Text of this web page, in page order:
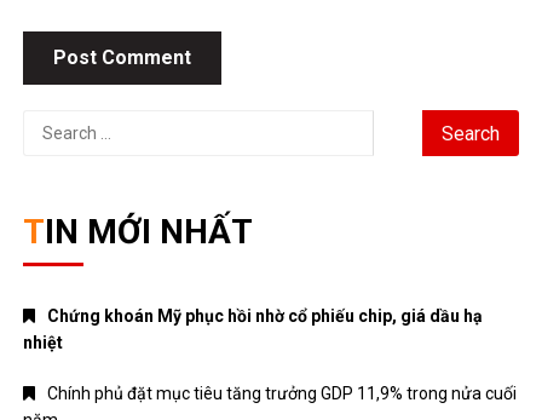
Search
TIN MỚI NHẤT
Chứng khoán Mỹ phục hồi nhờ cổ phiếu chip, giá dầu hạ
nhiệt
Chính phủ đặt mục tiêu tăng trưởng GDP 11,9% trong nửa cuối